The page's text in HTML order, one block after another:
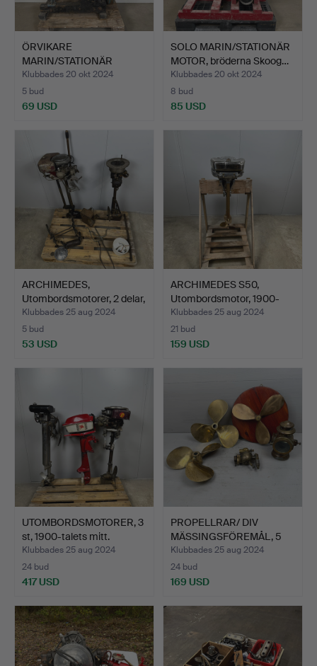
ÖRVIKARE
MARIN/STATIONÄR
MOTOR, bröderna B…
Klubbades 20 okt 2024
5 bud
69 USD
SOLO MARIN/STATIONÄR
MOTOR, bröderna Skoog…
Klubbades 20 okt 2024
8 bud
85 USD
ARCHIMEDES,
Utombordsmotorer, 2 delar,
193…
Klubbades 25 aug 2024
5 bud
53 USD
ARCHIMEDES S50,
Utombordsmotor, 1900-
talet…
Klubbades 25 aug 2024
21 bud
159 USD
UTOMBORDSMOTORER, 3
st, 1900-talets mitt.
Klubbades 25 aug 2024
24 bud
417 USD
PROPELLRAR/ DIV
MÄSSINGSFÖREMÅL, 5
del, 19…
Klubbades 25 aug 2024
24 bud
169 USD